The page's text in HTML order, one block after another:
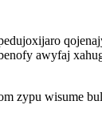
awyfaj
zypu wisume